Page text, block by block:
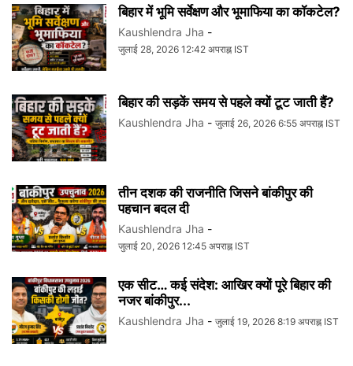
बिहार में भूमि सर्वेक्षण और भूमाफिया का कॉकटेल?
Kaushlendra Jha -
जुलाई 28, 2026 12:42 अपराह्न IST
बिहार की सड़कें समय से पहले क्यों टूट जाती हैं?
Kaushlendra Jha - जुलाई 26, 2026 6:55 अपराह्न IST
तीन दशक की राजनीति जिसने बांकीपुर की
पहचान बदल दी
Kaushlendra Jha -
जुलाई 20, 2026 12:45 अपराह्न IST
एक सीट… कई संदेश: आखिर क्यों पूरे बिहार की
नजर बांकीपुर...
Kaushlendra Jha - जुलाई 19, 2026 8:19 अपराह्न IST